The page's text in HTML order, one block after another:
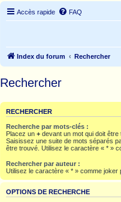
Accès rapide FAQ
Index du forum Rechercher
Rechercher
RECHERCHER
Recherche par mots-clés :
Placez un + devant un mot qui doit être
Saisissez une suite de mots séparés
être trouvé. Utilisez le caractère « * »
Rechercher par auteur :
Utilisez le caractère « * » comme joker
OPTIONS DE RECHERCHE